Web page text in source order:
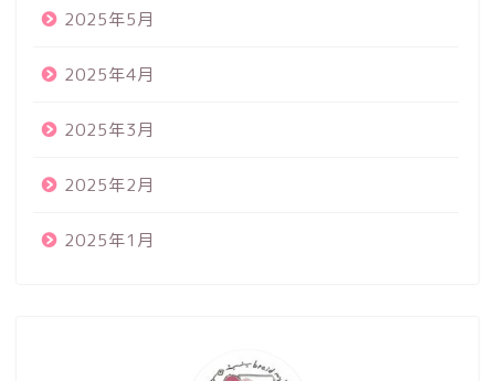
2025年5月
2025年4月
2025年3月
2025年2月
2025年1月